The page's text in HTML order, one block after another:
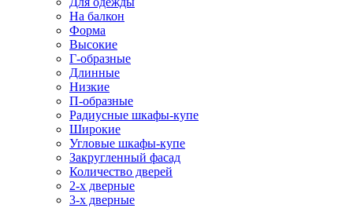
На балкон
Форма
Высокие
Г-образные
Длинные
Низкие
П-образные
Радиусные шкафы-купе
Широкие
Угловые шкафы-купе
Закругленный фасад
Количество дверей
2-х дверные
3-х дверные